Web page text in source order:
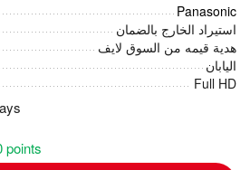
Panasonic
استيراد الخارج بالضمان
هدية قيمه من السوق لايف
اليابان
Full HD
points